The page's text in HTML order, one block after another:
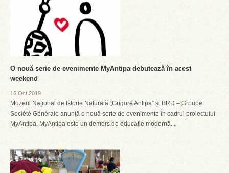
O nouă serie de evenimente MyAntipa debutează în acest
weekend
16 Oct 2019
Muzeul Național de Istorie Naturală „Grigore Antipa” și BRD – Groupe
Société Générale anunță o nouă serie de evenimente în cadrul proiectului
MyAntipa. MyAntipa este un demers de educație modernă...